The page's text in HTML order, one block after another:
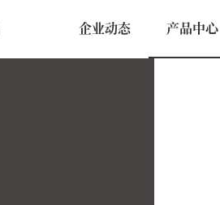
企业动态 产品中心